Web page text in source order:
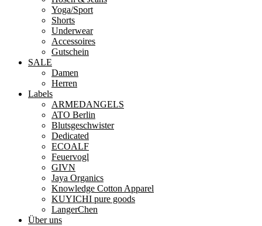
Yoga/Sport
Shorts
Underwear
Accessoires
Gutschein
SALE
Damen
Herren
Labels
ARMEDANGELS
ATO Berlin
Blutsgeschwister
Dedicated
ECOALF
Feuervogl
GIVN
Jaya Organics
Knowledge Cotton Apparel
KUYICHI pure goods
LangerChen
Über uns